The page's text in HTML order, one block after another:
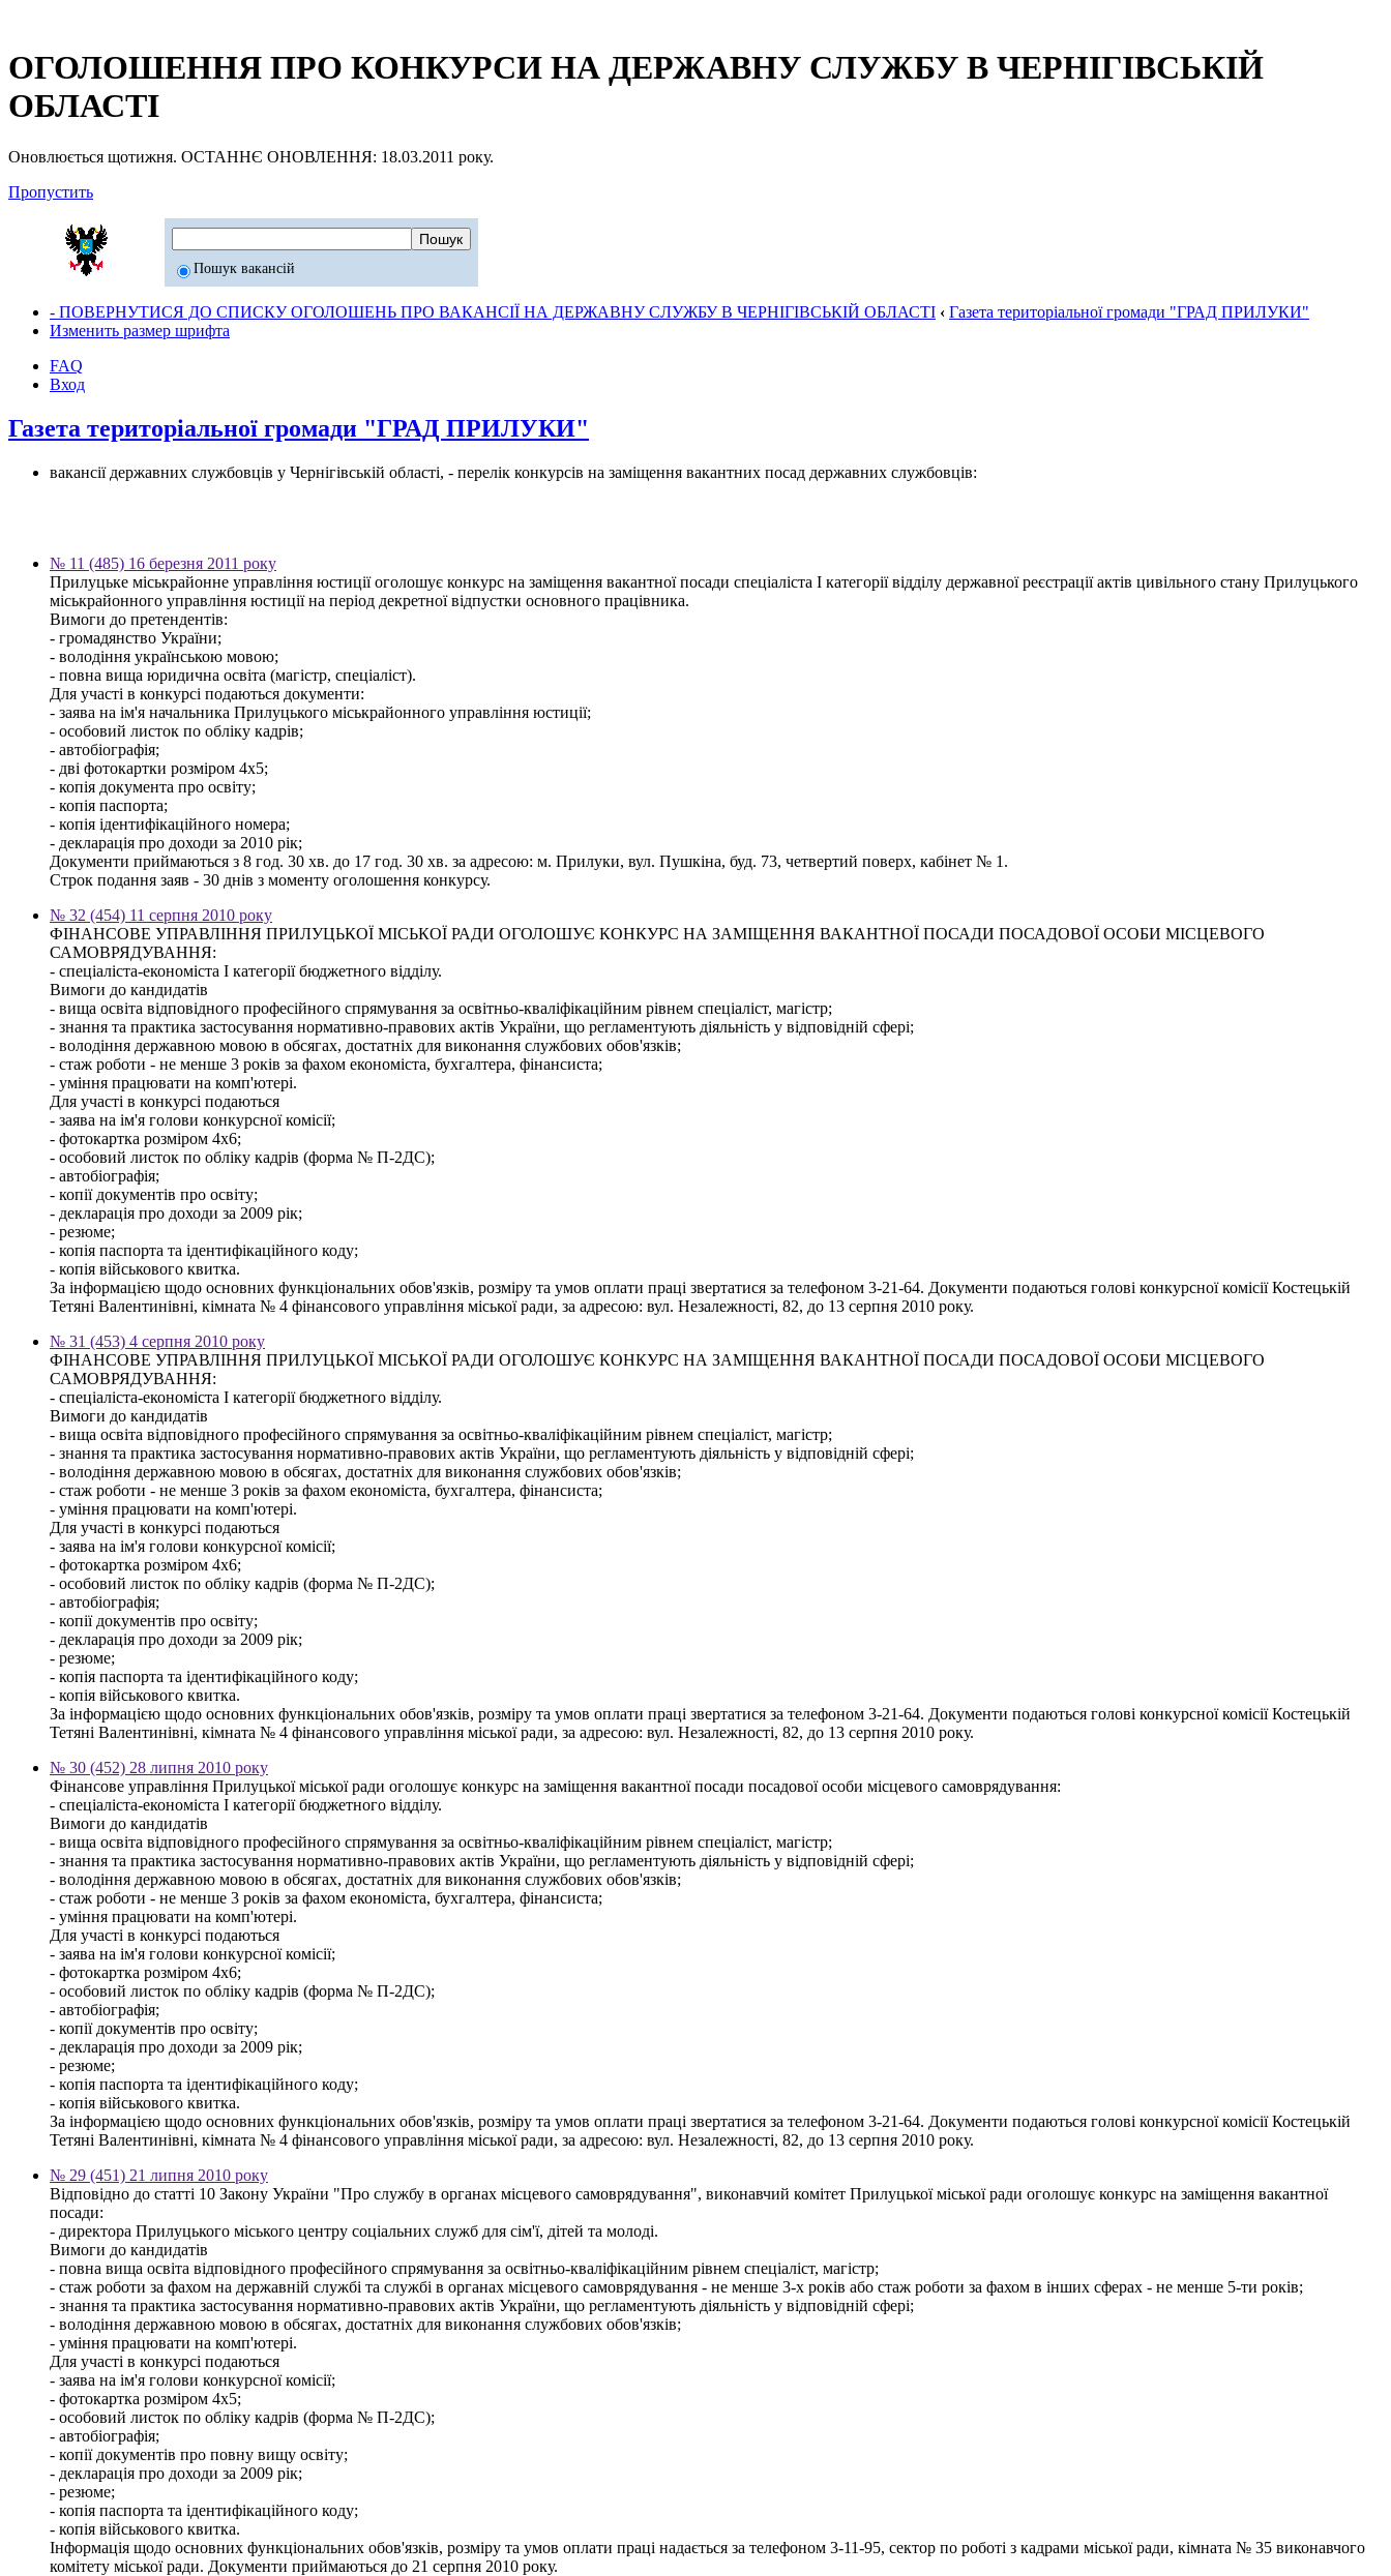
ОГОЛОШЕННЯ ПРО КОНКУРСИ НА ДЕРЖАВНУ СЛУЖБУ В ЧЕРНІГІВСЬКІЙ
ОБЛАСТІ
Оновлюється щотижня. ОСТАННЄ ОНОВЛЕННЯ: 18.03.2011 року.
Пропустить
Пошук вакансій
- ПОВЕРНУТИСЯ ДО СПИСКУ ОГОЛОШЕНЬ ПРО ВАКАНСІЇ НА ДЕРЖАВНУ СЛУЖБУ В ЧЕРНІГІВСЬКІЙ ОБЛАСТІ ‹ Газета територіальної громади "ГРАД ПРИЛУКИ"
Изменить размер шрифта
FAQ
Вход
Газета територіальної громади "ГРАД ПРИЛУКИ"
вакансії державних службовців у Чернігівській області, - перелік конкурсів на заміщення вакантних посад державних службовців:
№ 11 (485) 16 березня 2011 року
Прилуцьке міськрайонне управління юстиції оголошує конкурс на заміщення вакантної посади спеціаліста І категорії відділу державної реєстрації актів цивільного стану Прилуцького
міськрайонного управління юстиції на період декретної відпустки основного працівника.
Вимоги до претендентів:
- громадянство України;
- володіння українською мовою;
- повна вища юридична освіта (магістр, спеціаліст).
Для участі в конкурсі подаються документи:
- заява на ім'я начальника Прилуцького міськрайонного управління юстиції;
- особовий листок по обліку кадрів;
- автобіографія;
- дві фотокартки розміром 4х5;
- копія документа про освіту;
- копія паспорта;
- копія ідентифікаційного номера;
- декларація про доходи за 2010 рік;
Документи приймаються з 8 год. 30 хв. до 17 год. 30 хв. за адресою: м. Прилуки, вул. Пушкіна, буд. 73, четвертий поверх, кабінет № 1.
Строк подання заяв - 30 днів з моменту оголошення конкурсу.
№ 32 (454) 11 серпня 2010 року
ФІНАНСОВЕ УПРАВЛІННЯ ПРИЛУЦЬКОЇ МІСЬКОЇ РАДИ ОГОЛОШУЄ КОНКУРС НА ЗАМІЩЕННЯ ВАКАНТНОЇ ПОСАДИ ПОСАДОВОЇ ОСОБИ МІСЦЕВОГО
САМОВРЯДУВАННЯ:
- спеціаліста-економіста І категорії бюджетного відділу.
Вимоги до кандидатів
- вища освіта відповідного професійного спрямування за освітньо-кваліфікаційним рівнем спеціаліст, магістр;
- знання та практика застосування нормативно-правових актів України, що регламентують діяльність у відповідній сфері;
- володіння державною мовою в обсягах, достатніх для виконання службових обов'язків;
- стаж роботи - не менше 3 років за фахом економіста, бухгалтера, фінансиста;
- уміння працювати на комп'ютері.
Для участі в конкурсі подаються
- заява на ім'я голови конкурсної комісії;
- фотокартка розміром 4х6;
- особовий листок по обліку кадрів (форма № П-2ДС);
- автобіографія;
- копії документів про освіту;
- декларація про доходи за 2009 рік;
- резюме;
- копія паспорта та ідентифікаційного коду;
- копія військового квитка.
За інформацією щодо основних функціональних обов'язків, розміру та умов оплати праці звертатися за телефоном 3-21-64. Документи подаються голові конкурсної комісії Костецькій
Тетяні Валентинівні, кімната № 4 фінансового управління міської ради, за адресою: вул. Незалежності, 82, до 13 серпня 2010 року.
№ 31 (453) 4 серпня 2010 року
ФІНАНСОВЕ УПРАВЛІННЯ ПРИЛУЦЬКОЇ МІСЬКОЇ РАДИ ОГОЛОШУЄ КОНКУРС НА ЗАМІЩЕННЯ ВАКАНТНОЇ ПОСАДИ ПОСАДОВОЇ ОСОБИ МІСЦЕВОГО
САМОВРЯДУВАННЯ:
- спеціаліста-економіста І категорії бюджетного відділу.
Вимоги до кандидатів
- вища освіта відповідного професійного спрямування за освітньо-кваліфікаційним рівнем спеціаліст, магістр;
- знання та практика застосування нормативно-правових актів України, що регламентують діяльність у відповідній сфері;
- володіння державною мовою в обсягах, достатніх для виконання службових обов'язків;
- стаж роботи - не менше 3 років за фахом економіста, бухгалтера, фінансиста;
- уміння працювати на комп'ютері.
Для участі в конкурсі подаються
- заява на ім'я голови конкурсної комісії;
- фотокартка розміром 4х6;
- особовий листок по обліку кадрів (форма № П-2ДС);
- автобіографія;
- копії документів про освіту;
- декларація про доходи за 2009 рік;
- резюме;
- копія паспорта та ідентифікаційного коду;
- копія військового квитка.
За інформацією щодо основних функціональних обов'язків, розміру та умов оплати праці звертатися за телефоном 3-21-64. Документи подаються голові конкурсної комісії Костецькій
Тетяні Валентинівні, кімната № 4 фінансового управління міської ради, за адресою: вул. Незалежності, 82, до 13 серпня 2010 року.
№ 30 (452) 28 липня 2010 року
Фінансове управління Прилуцької міської ради оголошує конкурс на заміщення вакантної посади посадової особи місцевого самоврядування:
- спеціаліста-економіста І категорії бюджетного відділу.
Вимоги до кандидатів
- вища освіта відповідного професійного спрямування за освітньо-кваліфікаційним рівнем спеціаліст, магістр;
- знання та практика застосування нормативно-правових актів України, що регламентують діяльність у відповідній сфері;
- володіння державною мовою в обсягах, достатніх для виконання службових обов'язків;
- стаж роботи - не менше 3 років за фахом економіста, бухгалтера, фінансиста;
- уміння працювати на комп'ютері.
Для участі в конкурсі подаються
- заява на ім'я голови конкурсної комісії;
- фотокартка розміром 4х6;
- особовий листок по обліку кадрів (форма № П-2ДС);
- автобіографія;
- копії документів про освіту;
- декларація про доходи за 2009 рік;
- резюме;
- копія паспорта та ідентифікаційного коду;
- копія військового квитка.
За інформацією щодо основних функціональних обов'язків, розміру та умов оплати праці звертатися за телефоном 3-21-64. Документи подаються голові конкурсної комісії Костецькій
Тетяні Валентинівні, кімната № 4 фінансового управління міської ради, за адресою: вул. Незалежності, 82, до 13 серпня 2010 року.
№ 29 (451) 21 липня 2010 року
Відповідно до статті 10 Закону України "Про службу в органах місцевого самоврядування", виконавчий комітет Прилуцької міської ради оголошує конкурс на заміщення вакантної
посади:
- директора Прилуцького міського центру соціальних служб для сім'ї, дітей та молоді.
Вимоги до кандидатів
- повна вища освіта відповідного професійного спрямування за освітньо-кваліфікаційним рівнем спеціаліст, магістр;
- стаж роботи за фахом на державній службі та службі в органах місцевого самоврядування - не менше 3-х років або стаж роботи за фахом в інших сферах - не менше 5-ти років;
- знання та практика застосування нормативно-правових актів України, що регламентують діяльність у відповідній сфері;
- володіння державною мовою в обсягах, достатніх для виконання службових обов'язків;
- уміння працювати на комп'ютері.
Для участі в конкурсі подаються
- заява на ім'я голови конкурсної комісії;
- фотокартка розміром 4х5;
- особовий листок по обліку кадрів (форма № П-2ДС);
- автобіографія;
- копії документів про повну вищу освіту;
- декларація про доходи за 2009 рік;
- резюме;
- копія паспорта та ідентифікаційного коду;
- копія військового квитка.
Інформація щодо основних функціональних обов'язків, розміру та умов оплати праці надається за телефоном 3-11-95, сектор по роботі з кадрами міської ради, кімната № 35 виконавчого
комітету міської ради. Документи приймаються до 21 серпня 2010 року.